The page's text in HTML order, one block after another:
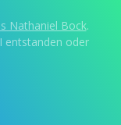
Nathaniel Bock.
entstanden oder